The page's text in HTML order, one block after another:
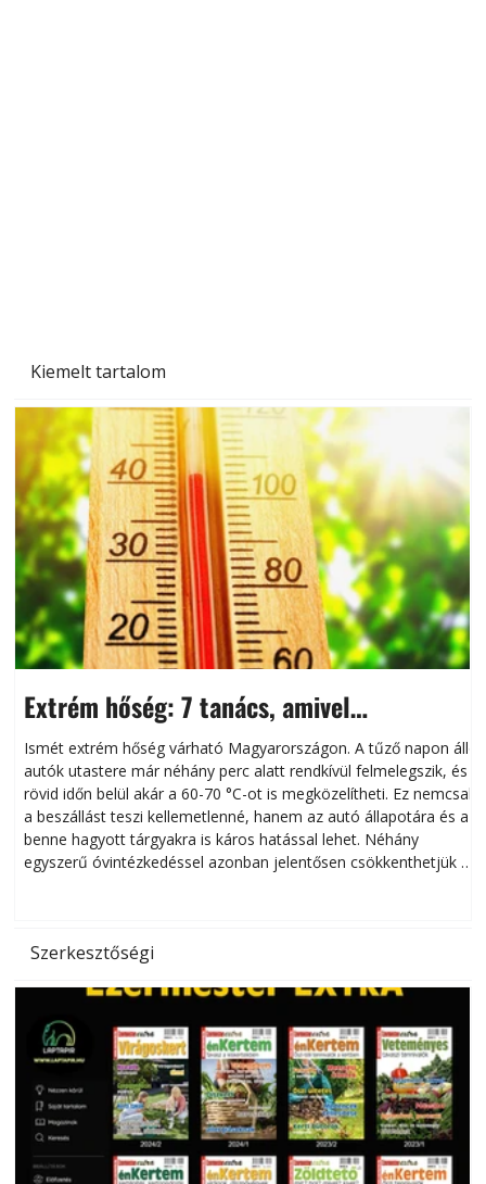
Kiemelt tartalom
Extrém hőség: 7 tanács, amivel
megóvhatjuk autónkat a nyári károktól
Ismét extrém hőség várható Magyarországon. A tűző napon álló
autók utastere már néhány perc alatt rendkívül felmelegszik, és
rövid időn belül akár a 60-70 °C-ot is megközelítheti. Ez nemcsak
a beszállást teszi kellemetlenné, hanem az autó állapotára és a
benne hagyott tárgyakra is káros hatással lehet. Néhány
egyszerű óvintézkedéssel azonban jelentősen csökkenthetjük a
Szerkesztőségi